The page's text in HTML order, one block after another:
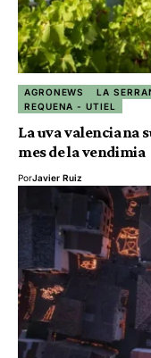
AGRONEWS LA
REQUENA - UTIEL
La uva valenciana
mes de la vendimia
PorJavier Ruiz